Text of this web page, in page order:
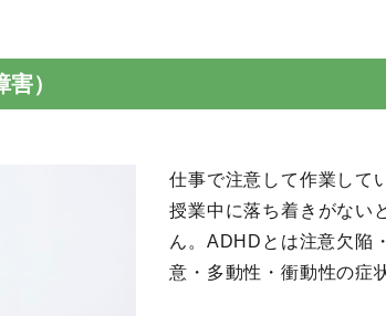
）
仕事で注意して作業して
授業中に落ち着きがない
ん。ADHDとは注意欠陥
意・多動性・衝動性の症